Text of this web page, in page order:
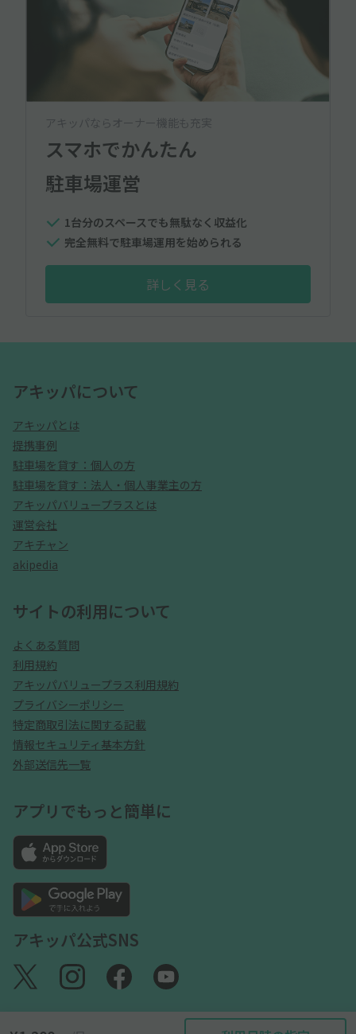
アキッパならオーナー機能も充実
スマホでかんたん
駐車場運営
1台分のスペースでも無駄なく収益化
完全無料で駐車場運用を始められる
詳しく見る
アキッパについて
アキッパとは
提携事例
駐車場を貸す：個人の方
駐車場を貸す：法人・個人事業主の方
アキッパバリュープラスとは
運営会社
アキチャン
akipedia
サイトの利用について
よくある質問
利用規約
アキッパバリュープラス利用規約
プライバシーポリシー
特定商取引法に関する記載
情報セキュリティ基本方針
外部送信先一覧
アプリでもっと簡単に
アキッパ公式SNS